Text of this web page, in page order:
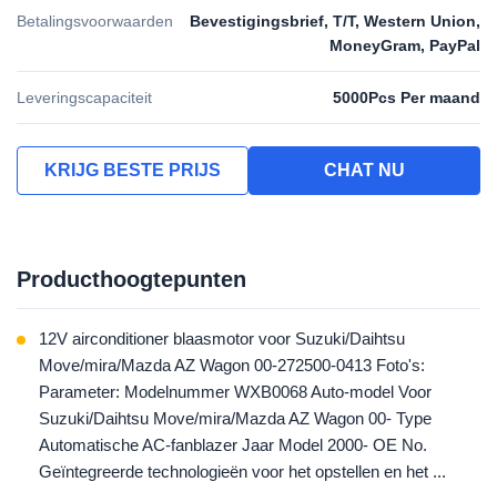
Betalingsvoorwaarden
Bevestigingsbrief, T/T, Western Union,
MoneyGram, PayPal
Leveringscapaciteit 5000Pcs Per maand
KRIJG BESTE PRIJS CHAT NU
Producthoogtepunten
12V airconditioner blaasmotor voor Suzuki/Daihtsu
Move/mira/Mazda AZ Wagon 00-272500-0413 Foto's:
Parameter: Modelnummer WXB0068 Auto-model Voor
Suzuki/Daihtsu Move/mira/Mazda AZ Wagon 00- Type
Automatische AC-fanblazer Jaar Model 2000- OE No.
Geïntegreerde technologieën voor het opstellen en het ...